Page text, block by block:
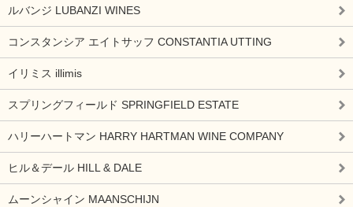
ルバンジ LUBANZI WINES
コンスタンシア エイトサッフ CONSTANTIA UTTING
イリミス illimis
スプリングフィールド SPRINGFIELD ESTATE
ハリーハートマン HARRY HARTMAN WINE COMPANY
ヒル＆デール HILL & DALE
ムーンシャイン MAANSCHIJN